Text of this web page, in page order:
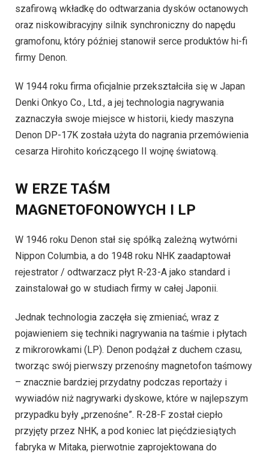
szafirową wkładkę do odtwarzania dysków octanowych
oraz niskowibracyjny silnik synchroniczny do napędu
gramofonu, który później stanowił serce produktów hi-fi
firmy Denon.
W 1944 roku firma oficjalnie przekształciła się w Japan
Denki Onkyo Co., Ltd., a jej technologia nagrywania
zaznaczyła swoje miejsce w historii, kiedy maszyna
Denon DP-17K została użyta do nagrania przemówienia
cesarza Hirohito kończącego II wojnę światową.
W ERZE TAŚM
MAGNETOFONOWYCH I LP
W 1946 roku Denon stał się spółką zależną wytwórni
Nippon Columbia, a do 1948 roku NHK zaadaptował
rejestrator / odtwarzacz płyt R-23-A jako standard i
zainstalował go w studiach firmy w całej Japonii.
Jednak technologia zaczęła się zmieniać, wraz z
pojawieniem się techniki nagrywania na taśmie i płytach
z mikrorowkami (LP). Denon podążał z duchem czasu,
tworząc swój pierwszy przenośny magnetofon taśmowy
– znacznie bardziej przydatny podczas reportaży i
wywiadów niż nagrywarki dyskowe, które w najlepszym
przypadku były „przenośne”. R-28-F został ciepło
przyjęty przez NHK, a pod koniec lat pięćdziesiątych
fabryka w Mitaka, pierwotnie zaprojektowana do